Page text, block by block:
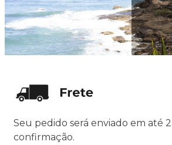
Seu pedido será enviado em até
confirmação.